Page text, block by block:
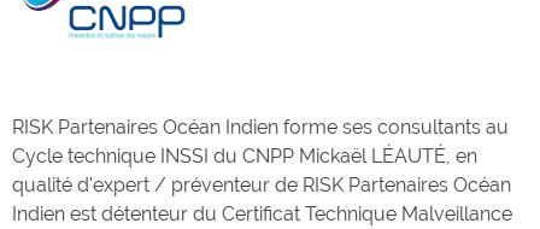
RISK Partenaires Océan Indien forme ses consultants au
Cycle technique INSSI du CNPP Mickaël LÉAUTÉ, en
qualité d'expert / préventeur de RISK Partenaires Océan
Indien est détenteur du Certificat Technique Malveillance